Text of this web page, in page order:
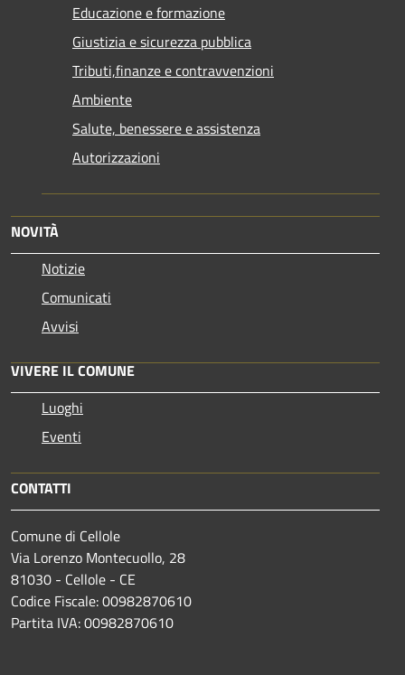
Educazione e formazione
Giustizia e sicurezza pubblica
Tributi,finanze e contravvenzioni
Ambiente
Salute, benessere e assistenza
Autorizzazioni
NOVITÀ
Notizie
Comunicati
Avvisi
VIVERE IL COMUNE
Luoghi
Eventi
CONTATTI
Comune di Cellole
Via Lorenzo Montecuollo, 28
81030 - Cellole - CE
Codice Fiscale: 00982870610
Partita IVA: 00982870610